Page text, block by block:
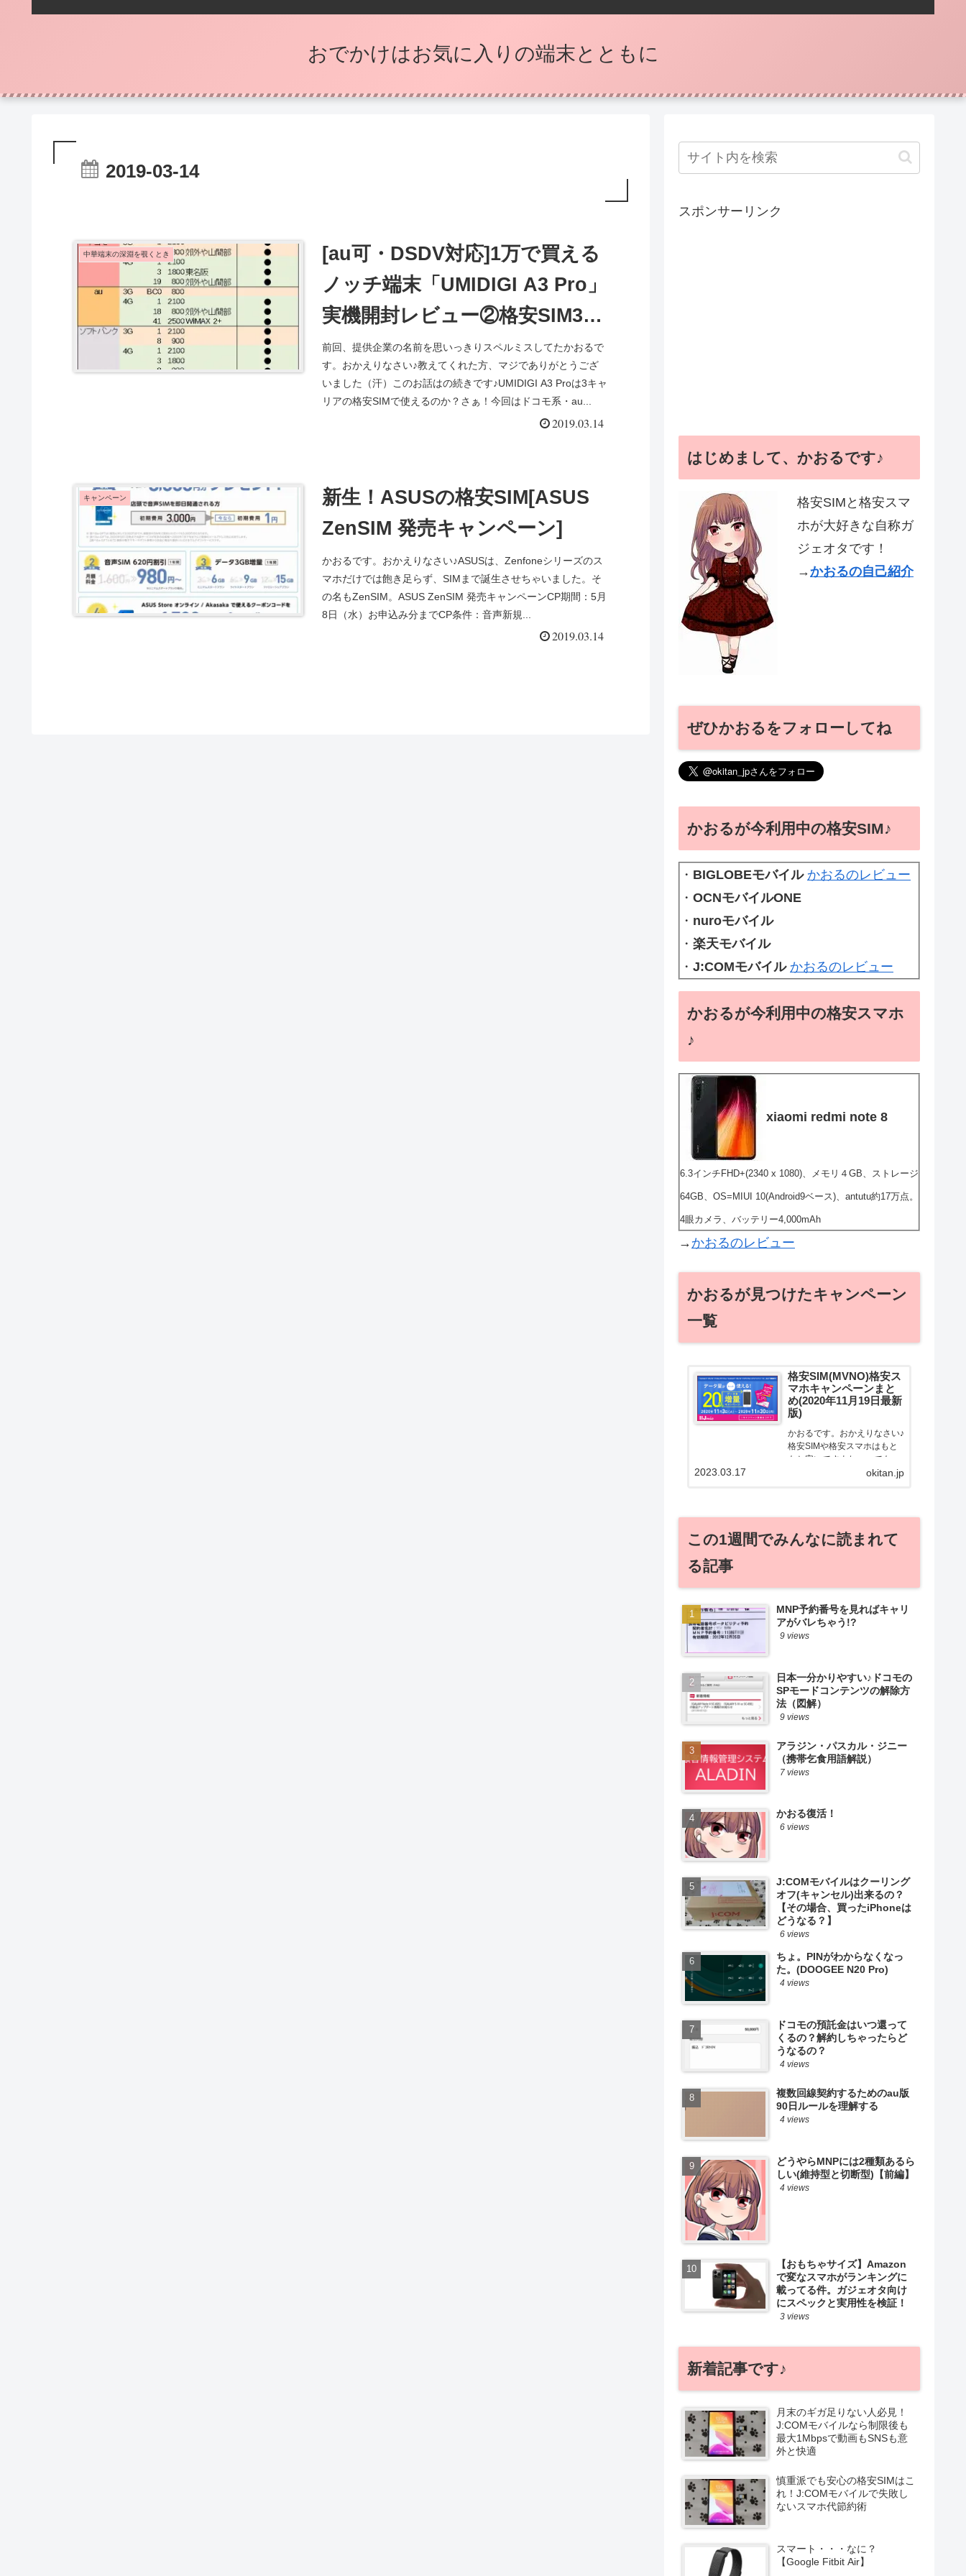
おでかけはお気に入りの端末とともに
2019-03-14
中華端末の深淵を覗くとき
[au可・DSDV対応]1万で買える
ノッチ端末「UMIDIGI A3 Pro」
実機開封レビュー②格安SIM3キ
ャリア通話通信テスト
前回、提供企業の名前を思いっきりスペルミスしてたかおるで
す。おかえりなさい♪教えてくれた方、マジでありがとうござ
いました（汗）このお話はの続きです♪UMIDIGI A3 Proは3キャ
リアの格安SIMで使えるのか？さぁ！今回はドコモ系・au...
2019.03.14
キャンペーン
新生！ASUSの格安SIM[ASUS
ZenSIM 発売キャンペーン]
かおるです。おかえりなさい♪ASUSは、Zenfoneシリーズのス
マホだけでは飽き足らず、SIMまで誕生させちゃいました。そ
の名もZenSIM。ASUS ZenSIM 発売キャンペーンCP期間：5月
8日（水）お申込み分までCP条件：音声新規...
2019.03.14
スポンサーリンク
はじめまして、かおるです♪
格安SIMと格安スマ
ホが大好きな自称ガ
ジェオタです！
→かおるの自己紹介
ぜひかおるをフォローしてね
かおるが今利用中の格安SIM♪
・ BIGLOBEモバイル かおるのレビュー
・ OCNモバイルONE
・ nuroモバイル
・ 楽天モバイル
・ J:COMモバイル かおるのレビュー
かおるが今利用中の格安スマホ
♪
xiaomi redmi note 8
6.3インチFHD+(2340 x 1080)、メモリ４GB、ストレージ
64GB、OS=MIUI 10(Android9ベース)、antutu約17万点。
4眼カメラ、バッテリー4,000mAh
→かおるのレビュー
かおるが見つけたキャンペーン
一覧
格安SIM(MVNO)格安ス
マホキャンペーンまと
め(2020年11月19日最新
版)
かおるです。おかえりなさい♪
格安SIMや格安スマホはもと
もと安いですよねー。でも！
どうせ契約するなら安くお得
かおるが調べた案件をこっ
そ...
okitan.jp
2023.03.17
この1週間でみんなに読まれて
る記事
MNP予約番号を見ればキャリ
アがバレちゃう!?
9 views
日本一分かりやすい♪ドコモの
SPモードコンテンツの解除方
法（図解）
9 views
アラジン・パスカル・ジニー
（携帯乞食用語解説）
7 views
かおる復活！
6 views
J:COMモバイルはクーリング
オフ(キャンセル)出来るの？
【その場合、買ったiPhoneは
どうなる？】
6 views
ちょ。PINがわからなくなっ
た。(DOOGEE N20 Pro)
4 views
ドコモの預託金はいつ還って
くるの？解約しちゃったらど
うなるの？
4 views
複数回線契約するためのau版
90日ルールを理解する
4 views
どうやらMNPには2種類あるら
しい(維持型と切断型)【前編】
4 views
【おもちゃサイズ】Amazon
で変なスマホがランキングに
載ってる件。ガジェオタ向け
にスペックと実用性を検証！
3 views
新着記事です♪
月末のギガ足りない人必見！
J:COMモバイルなら制限後も
最大1Mbpsで動画もSNSも意
外と快適
慎重派でも安心の格安SIMはこ
れ！J:COMモバイルで失敗し
ないスマホ代節約術
スマート・・・なに？
【Google Fitbit Air】